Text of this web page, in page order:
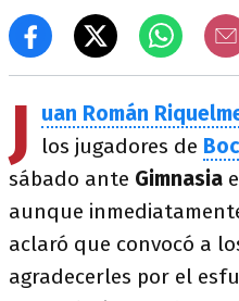
J uan Román
los jugadores de
sábado ante Gimnasia
aunque
aclaró que convocó a
agradecerles por el